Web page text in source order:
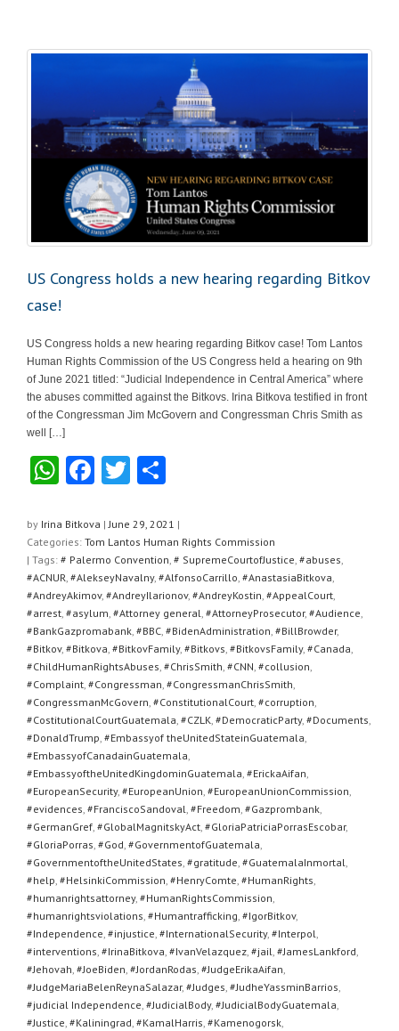
US Congress holds a new hearing regarding Bitkov
case!
US Congress holds a new hearing regarding Bitkov case! Tom Lantos
Human Rights Commission of the US Congress held a hearing on 9th
of June 2021 titled: “Judicial Independence in Central America” where
the abuses committed against the Bitkovs. Irina Bitkova testified in front
of the Congressman Jim McGovern and Congressman Chris Smith as
well […]
W
at
s
A
p
p
F
c
e
b
o
o
k
T
tt
er
ar
e
by Irina Bitkova | June 29, 2021 |
Categories: Tom Lantos Human Rights Commission
| Tags: # Palermo Convention, # SupremeCourtofJustice, #abuses,
#ACNUR, #AlekseyNavalny, #AlfonsoCarrillo, #AnastasiaBitkova,
#AndreyAkimov, #AndreyIlarionov, #AndreyKostin, #AppealCourt,
#arrest, #asylum, #Attorney general, #AttorneyProsecutor, #Audience,
#BankGazpromabank, #BBC, #BidenAdministration, #BillBrowder,
#Bitkov, #Bitkova, #BitkovFamily, #Bitkovs, #BitkovsFamily, #Canada,
#ChildHumanRightsAbuses, #ChrisSmith, #CNN, #collusion,
#Complaint, #Congressman, #CongressmanChrisSmith,
#CongressmanMcGovern, #ConstitutionalCourt, #corruption,
#CostitutionalCourtGuatemala, #CZLK, #DemocraticParty, #Documents,
#DonaldTrump, #Embassyof theUnitedStateinGuatemala,
#EmbassyofCanadainGuatemala,
#EmbassyoftheUnitedKingdominGuatemala, #ErickaAifan,
#EuropeanSecurity, #EuropeanUnion, #EuropeanUnionCommission,
#evidences, #FranciscoSandoval, #Freedom, #Gazprombank,
#GermanGref, #GlobalMagnitskyAct, #GloriaPatriciaPorrasEscobar,
#GloriaPorras, #God, #GovernmentofGuatemala,
#GovernmentoftheUnitedStates, #gratitude, #GuatemalaInmortal,
#help, #HelsinkiCommission, #HenryComte, #HumanRights,
#humanrightsattorney, #HumanRightsCommission,
#humanrightsviolations, #Humantrafficking, #IgorBitkov,
#Independence, #injustice, #InternationalSecurity, #Interpol,
#interventions, #IrinaBitkova, #IvanVelazquez, #jail, #JamesLankford,
#Jehovah, #JoeBiden, #JordanRodas, #JudgeErikaAifan,
#JudgeMariaBelenReynaSalazar, #Judges, #JudheYassminBarrios,
#judicial Independence, #JudicialBody, #JudicialBodyGuatemala,
#Justice, #Kaliningrad, #KamalHarris, #Kamenogorsk,